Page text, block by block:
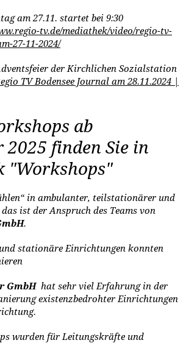
am 27.11. startet bei 9:30
tv.de/mediathek/video/regio-tv-
27-11-2024/
der Kirchlichen Sozialstation
TV Bodensee Journal am 28.11.2024 |
ab
2025 finden Sie in
"Workshops"
in ambulanter, teilstationärer und
ist der Anspruch des Teams von
.
stationäre Einrichtungen konnten
GmbHhat sehr viel Erfahrung in der
existenzbedrohter Einrichtungen
wurden für Leitungskräfte und